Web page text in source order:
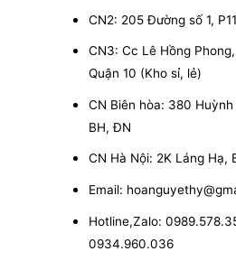
CN2: 205 Đường số 1,
CN3: Cc Lê Hồng
Quận 10 (Kho sỉ, lẻ)
CN Biên hòa: 380
BH, ĐN
CN Hà Nội: 2K Láng Hạ,
Email:
Hotline,Zalo:
0934.960.036